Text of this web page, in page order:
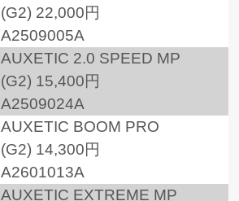
(G2) 22,000円
A2509005A
AUXETIC 2.0 SPEED MP
(G2) 15,400円
A2509024A
AUXETIC BOOM PRO
(G2) 14,300円
A2601013A
AUXETIC EXTREME MP